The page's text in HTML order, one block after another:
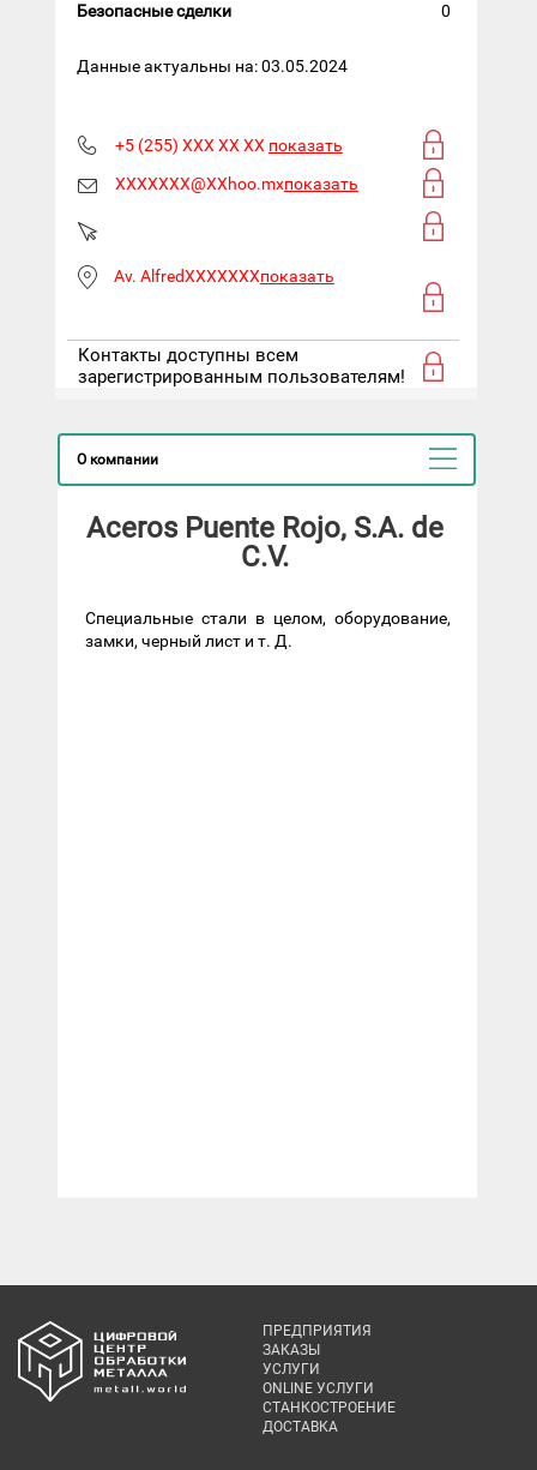
Безопасные сделки
0
Данные актуальны на: 03.05.2024
+5 (255) XXX XX XX показать
XXXXXXX@XXhoo.mxпоказать
Av. AlfredXXXXXXXпоказать
Контакты доступны всем
зарегистрированным пользователям!
О компании
Aceros Puente Rojo, S.A. de
C.V.
Специальные стали в целом, оборудование,
замки, черный лист и т. Д.
ПРЕДПРИЯТИЯ
ЗАКАЗЫ
УСЛУГИ
ONLINE УСЛУГИ
СТАНКОСТРОЕНИЕ
ДОСТАВКА